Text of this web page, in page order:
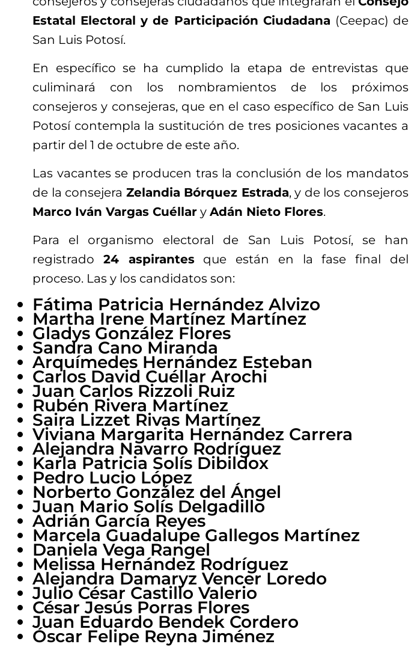
Estatal Electoral y de Participación Ciudadana (Ceepac) de
San Luis Potosí.
En específico se ha cumplido la etapa de entrevistas que
culiminará con los nombramientos de los próximos
consejeros y consejeras, que en el caso específico de San Luis
Potosí contempla la sustitución de tres posiciones vacantes a
partir del 1 de octubre de este año.
Las vacantes se producen tras la conclusión de los mandatos
de la consejera Zelandia Bórquez Estrada, y de los consejeros
Marco Iván Vargas Cuéllar y Adán Nieto Flores.
Para el organismo electoral de San Luis Potosí, se han
registrado 24 aspirantes que están en la fase final del
proceso. Las y los candidatos son:
Fátima Patricia Hernández Alvizo
Martha Irene Martínez Martínez
Gladys González Flores
Sandra Cano Miranda
Arquímedes Hernández Esteban
Carlos David Cuéllar Arochi
Juan Carlos Rizzoli Ruiz
Rubén Rivera Martínez
Saira Lizzet Rivas Martínez
Viviana Margarita Hernández Carrera
Alejandra Navarro Rodríguez
Karla Patricia Solís Dibildox
Pedro Lucio López
Norberto González del Ángel
Juan Mario Solís Delgadillo
Adrián García Reyes
Marcela Guadalupe Gallegos Martínez
Daniela Vega Rangel
Melissa Hernández Rodríguez
Alejandra Damaryz Vencer Loredo
Julio César Castillo Valerio
César Jesús Porras Flores
Juan Eduardo Bendek Cordero
Óscar Felipe Reyna Jiménez